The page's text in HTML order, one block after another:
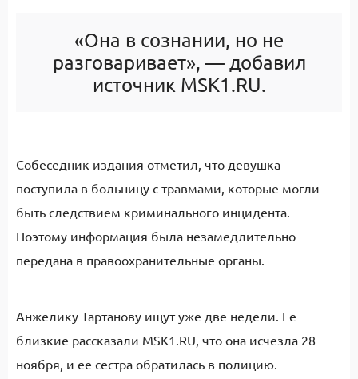
«Она в сознании, но не
разговаривает», — добавил
источник MSK1.RU.
Собеседник издания отметил, что девушка
поступила в больницу с травмами, которые могли
быть следствием криминального инцидента.
Поэтому информация была незамедлительно
передана в правоохранительные органы.
Анжелику Тартанову ищут уже две недели. Ее
близкие рассказали MSK1.RU, что она исчезла 28
ноября, и ее сестра обратилась в полицию.